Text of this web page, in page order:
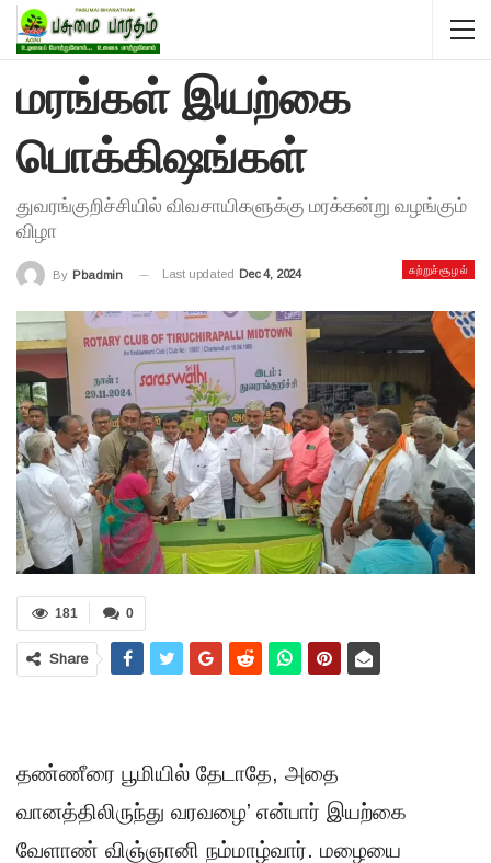
மரங்கள் இயற்கை
பொக்கிஷங்கள்
துவரங்குறிச்சியில் விவசாயிகளுக்கு மரக்கன்று வழங்கும்
விழா
சுற்றுச்சூழல்
By Pbadmin Last updated Dec 4, 2024
0
181
Share
தண்ணீரை பூமியில் தேடாதே, அதை
வானத்திலிருந்து வரவழை’ என்பார் இயற்கை
வேளாண் விஞ்ஞானி நம்மாழ்வார். மழையை